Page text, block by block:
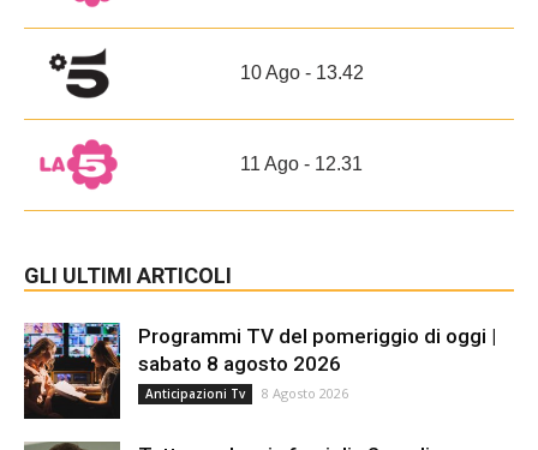
10 Ago - 13.42
11 Ago - 12.31
GLI ULTIMI ARTICOLI
Programmi TV del pomeriggio di oggi |
sabato 8 agosto 2026
Anticipazioni Tv 8 Agosto 2026